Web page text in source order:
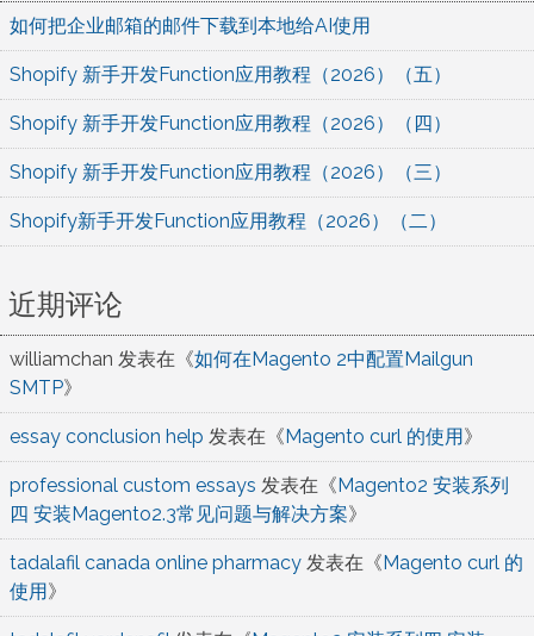
如何把企业邮箱的邮件下载到本地给AI使用
Shopify 新手开发Function应用教程（2026）（五）
Shopify 新手开发Function应用教程（2026）（四）
Shopify 新手开发Function应用教程（2026）（三）
Shopify新手开发Function应用教程（2026）（二）
近期评论
williamchan 发表在《如何在Magento 2中配置Mailgun
SMTP》
essay conclusion help 发表在《Magento curl 的使用》
professional custom essays 发表在《Magento2 安装系列
四 安装Magento2.3常见问题与解决方案》
tadalafil canada online pharmacy 发表在《Magento curl 的
使用》